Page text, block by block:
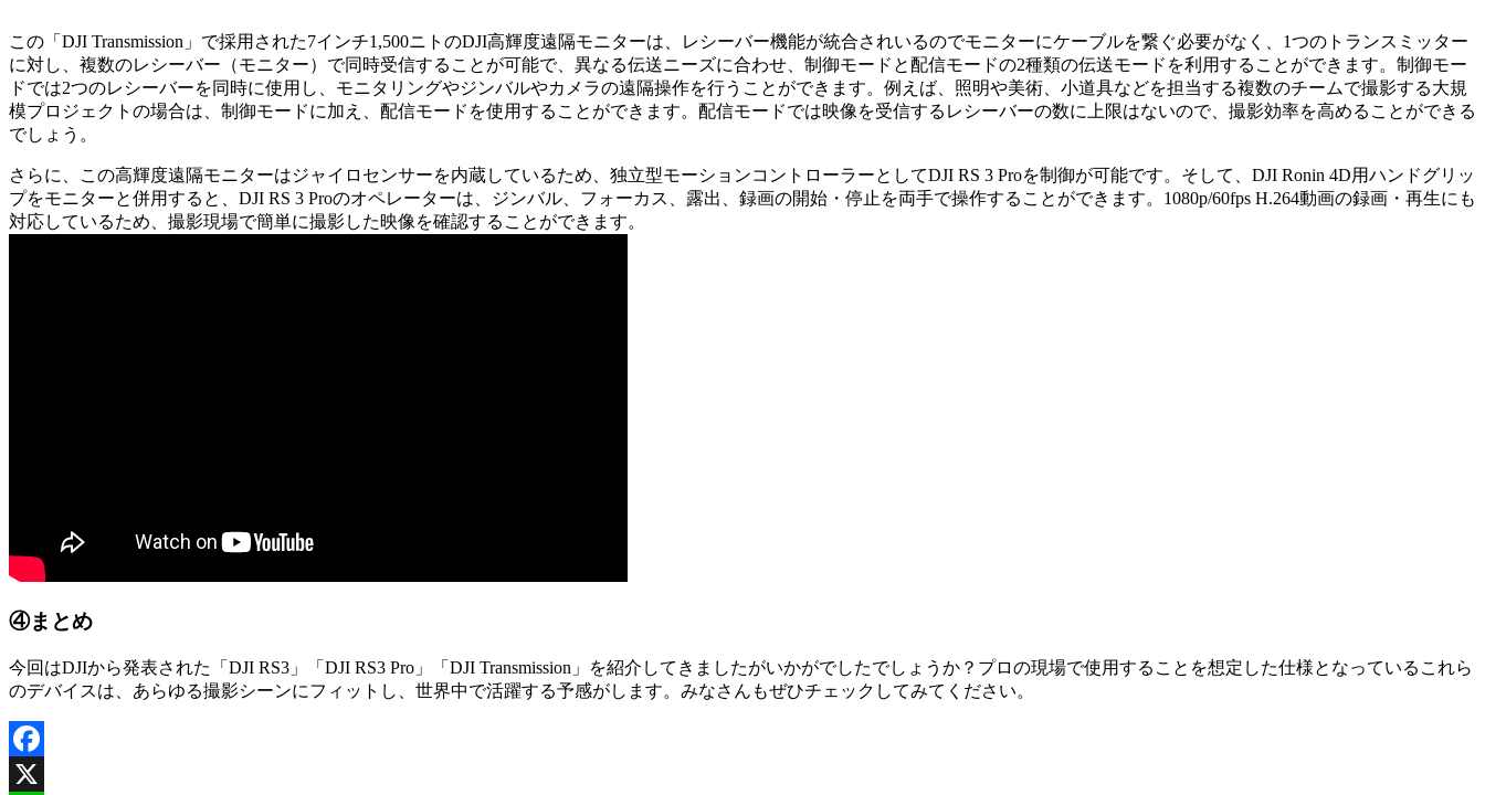
この「DJI Transmission」で採用された7インチ1,500ニトのDJI高輝度遠隔モニターは、レシーバー機能が統合されいるのでモニターにケーブルを繋ぐ必要がなく、1つのトランスミッター
に対し、複数のレシーバー（モニター）で同時受信することが可能で、異なる伝送ニーズに合わせ、制御モードと配信モードの2種類の伝送モードを利用することができます。制御モー
ドでは2つのレシーバーを同時に使用し、モニタリングやジンバルやカメラの遠隔操作を行うことができます。例えば、照明や美術、小道具などを担当する複数のチームで撮影する大規
模プロジェクトの場合は、制御モードに加え、配信モードを使用することができます。配信モードでは映像を受信するレシーバーの数に上限はないので、撮影効率を高めることができる
でしょう。
さらに、この高輝度遠隔モニターはジャイロセンサーを内蔵しているため、独立型モーションコントローラーとしてDJI RS 3 Proを制御が可能です。そして、DJI Ronin 4D用ハンドグリッ
プをモニターと併用すると、DJI RS 3 Proのオペレーターは、ジンバル、フォーカス、露出、録画の開始・停止を両手で操作することができます。1080p/60fps H.264動画の録画・再生にも
対応しているため、撮影現場で簡単に撮影した映像を確認することができます。
④まとめ
今回はDJIから発表された「DJI RS3」「DJI RS3 Pro」「DJI Transmission」を紹介してきましたがいかがでしたでしょうか？プロの現場で使用することを想定した仕様となっているこれら
のデバイスは、あらゆる撮影シーンにフィットし、世界中で活躍する予感がします。みなさんもぜひチェックしてみてください。
Facebook